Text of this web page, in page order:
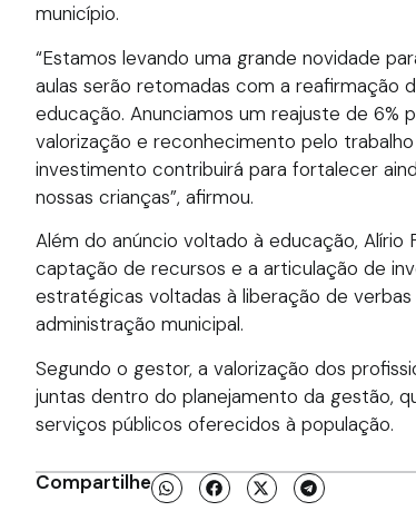
município.
“Estamos levando uma grande novidade
aulas serão retomadas com a reafirmação
educação. Anunciamos um reajuste de 6%
valorização e reconhecimento pelo
investimento contribuirá para fortalecer
nossas crianças”, afirmou.
Além do anúncio voltado à educação,
captação de recursos e a articulação de
estratégicas voltadas à liberação de
administração municipal.
Segundo o gestor, a valorização dos
juntas dentro do planejamento da gestão,
serviços públicos oferecidos à população.
Compartilhe